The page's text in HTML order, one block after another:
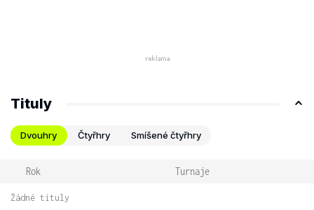
Tituly
Dvouhry Čtyřhry Smíšené čtyřhry
Rok Turnaje
Žádné tituly